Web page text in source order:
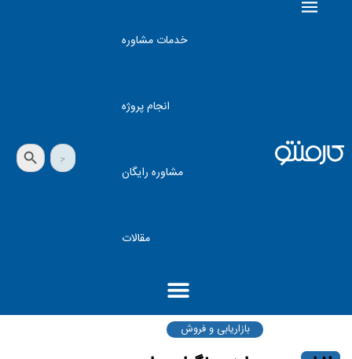
خدمات مشاوره
انجام پروژه
مشاوره رایگان
مقالات
جستجو
برای:
دکمه جستجو
بازاریابی و فروش